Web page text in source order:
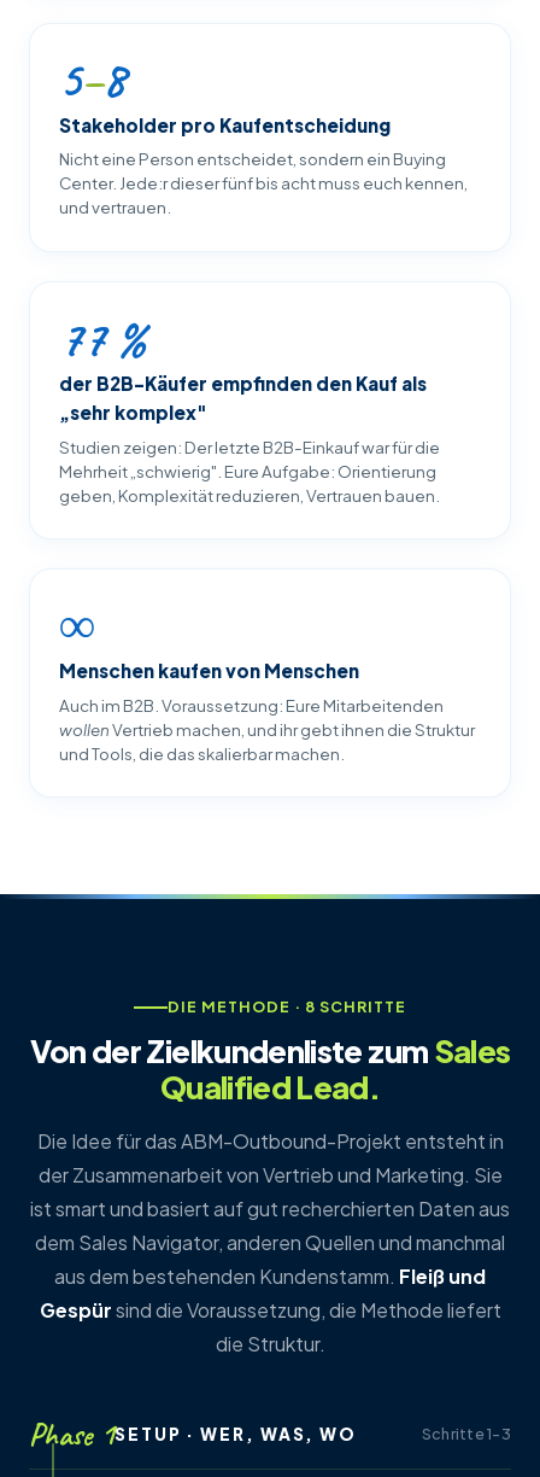
5–8
Stakeholder pro Kaufentscheidung
Nicht eine Person entscheidet, sondern ein Buying
Center. Jede:r dieser fünf bis acht muss euch kennen,
und vertrauen.
77 %
der B2B-Käufer empfinden den Kauf als
„sehr komplex"
Studien zeigen: Der letzte B2B-Einkauf war für die
Mehrheit „schwierig". Eure Aufgabe: Orientierung
geben, Komplexität reduzieren, Vertrauen bauen.
∞
Menschen kaufen von Menschen
Auch im B2B. Voraussetzung: Eure Mitarbeitenden
wollenVertrieb machen, und ihr gebt ihnen die Struktur
und Tools, die das skalierbar machen.
DIE METHODE · 8 SCHRITTE
Von der Zielkundenliste zumSales
Qualified Lead.
Die Idee für das ABM-Outbound-Projekt entsteht in
der Zusammenarbeit von Vertrieb und Marketing. Sie
ist smart und basiert auf gut recherchierten Daten aus
dem Sales Navigator, anderen Quellen und manchmal
aus dem bestehenden Kundenstamm. Fleiß und
Gespürsind die Voraussetzung, die Methode liefert
die Struktur.
Phase 1SETUP · WER, WAS, WO Schritte 1–3